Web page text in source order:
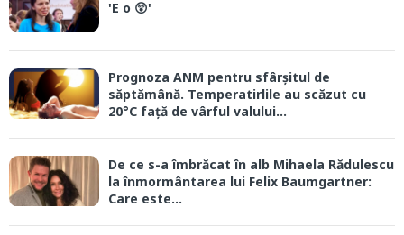
'E o 😲'
Prognoza ANM pentru sfârșitul de
săptămână. Temperatirlile au scăzut cu
20°C față de vârful valului...
De ce s-a îmbrăcat în alb Mihaela Rădulescu
la înmormântarea lui Felix Baumgartner:
Care este...